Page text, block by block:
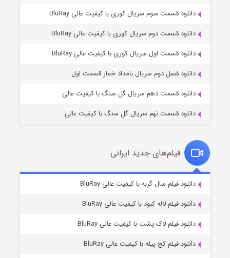
وستی ها
قسمت1 (زیرنویس) منتشر شد
قسمت6 (زیرنویس) منتشر شد
دانلود قسمت سوم سریال کوری با کیفیت عالی BluRay
دانلود قسمت دوم سریال کوری با کیفیت عالی BluRay
دانلود قسمت اول سریال کوری با کیفیت عالی BluRay
دانلود فصل دوم سریال بامداد خمار قسمت اول
دانلود قسمت دهم سریال گل سنگ با کیفیت عالی
دانلود قسمت نهم سریال گل سنگ با کیفیت عالی
فیلم‌های جدید ایرانی
دانلود فیلم سال گربه با کیفیت عالی BluRay
دانلود فیلم لاله کبود با کیفیت عالی BluRay
دانلود فیلم لاک پشت با کیفیت عالی BluRay
دانلود فیلم کج‌ پیله با کیفیت عالی BluRay